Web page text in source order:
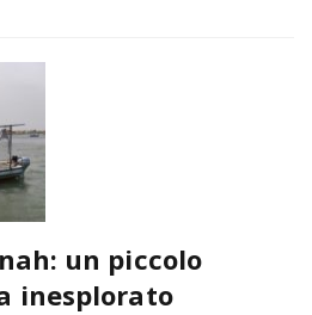
un piccolo
inesplorato